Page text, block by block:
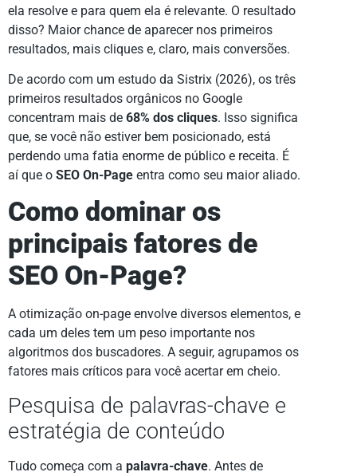
ela resolve e para quem ela é relevante. O resultado
disso? Maior chance de aparecer nos primeiros
resultados, mais cliques e, claro, mais conversões.
De acordo com um estudo da Sistrix (2026), os três
primeiros resultados orgânicos no Google
concentram mais de 68% dos cliques. Isso significa
que, se você não estiver bem posicionado, está
perdendo uma fatia enorme de público e receita. É
aí que o SEO On-Page entra como seu maior aliado.
Como dominar os
principais fatores de
SEO On-Page?
A otimização on-page envolve diversos elementos, e
cada um deles tem um peso importante nos
algoritmos dos buscadores. A seguir, agrupamos os
fatores mais críticos para você acertar em cheio.
Pesquisa de palavras-chave e
estratégia de conteúdo
Tudo começa com a palavra-chave. Antes de